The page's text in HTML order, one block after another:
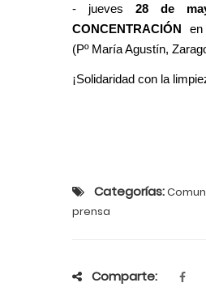
- jueves 28 de
CONCENTRACIÓN
en
(Pº María Agustín,
¡Solidaridad con la
Categorías:
prensa
Comparte: